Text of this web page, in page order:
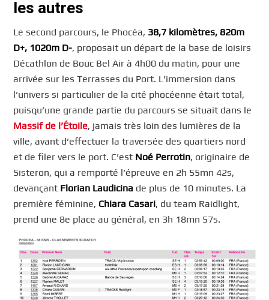
les autres
Le second parcours, le Phocéa, 38,7 kilomètres, 820m
D+, 1020m D-, proposait un départ de la base de loisirs
Décathlon de Bouc Bel Air à 4h00 du matin, pour une
arrivée sur les Terrasses du Port. L’immersion dans
l’univers si particulier de la cité phocéenne était total,
puisqu’une grande partie du parcours se situait dans le
Massif de l’Étoile, jamais très loin des lumières de la
ville, avant d’effectuer la traversée des quartiers nord
et de filer vers le port. C’est Noé Perrotin, originaire de
Sisteron, qui a remporté l’épreuve en 2h 55mn 42s,
devançant Florian Laudicina de plus de 10 minutes. La
première féminine, Chiara Casari, du team Raidlight,
prend une 8e place au général, en 3h 18mn 57s.